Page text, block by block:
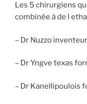
Les 5 chirurgiens
combinée à de l
– Dr Nuzzo
– Dr Yngve texas
– Dr Kanellipoulois